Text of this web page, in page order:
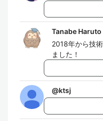
Tanabe Haruto
2018年から技
ました！
@ktsj